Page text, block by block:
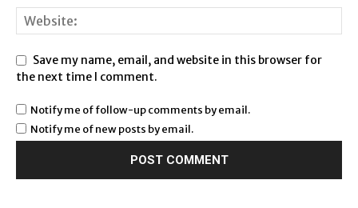
Save my name, email, and website in this browser for
the next time I comment.
Notify me of follow-up comments by email.
Notify me of new posts by email.